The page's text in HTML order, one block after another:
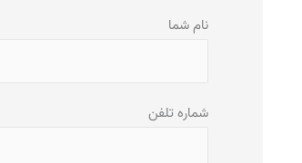
نام شما
شماره تلفن